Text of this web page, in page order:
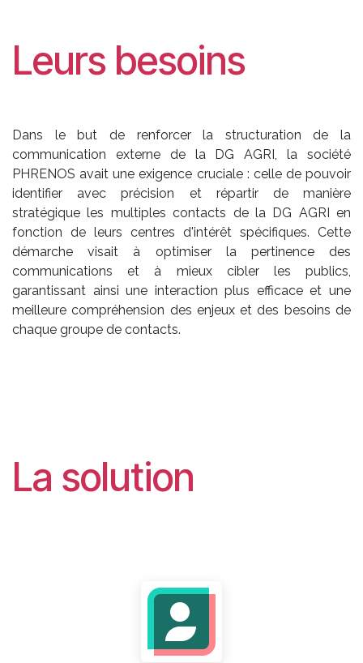
Leurs besoins
Dans le but de renforcer la structuration de la
communication externe de la DG AGRI, la société
PHRENOS avait une exigence cruciale : celle de pouvoir
identifier avec précision et répartir de manière
stratégique les multiples contacts de la DG AGRI en
fonction de leurs centres d'intérêt spécifiques. Cette
démarche visait à optimiser la pertinence des
communications et à mieux cibler les publics,
garantissant ainsi une interaction plus efficace et une
meilleure compréhension des enjeux et des besoins de
chaque groupe de contacts.
La solution